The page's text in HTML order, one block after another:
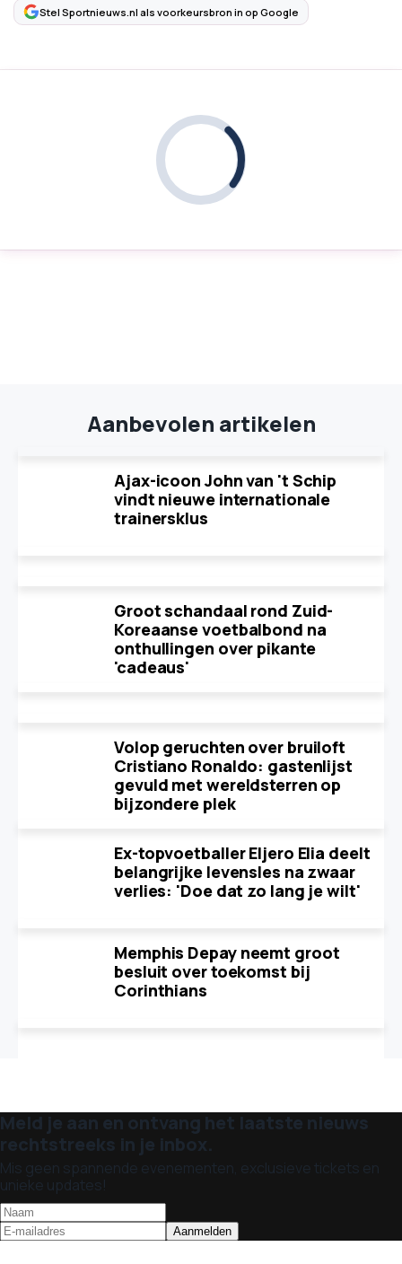
Stel Sportnieuws.nl als voorkeursbron in op Google
Aanbevolen artikelen
Ajax-icoon John van 't Schip
vindt nieuwe internationale
trainersklus
Groot schandaal rond Zuid-
Koreaanse voetbalbond na
onthullingen over pikante
'cadeaus'
Volop geruchten over bruiloft
Cristiano Ronaldo: gastenlijst
gevuld met wereldsterren op
bijzondere plek
Ex-topvoetballer Eljero Elia deelt
belangrijke levensles na zwaar
verlies: 'Doe dat zo lang je wilt'
Memphis Depay neemt groot
besluit over toekomst bij
Corinthians
Meld je aan en ontvang het laatste nieuws
rechtstreeks in je inbox.
Mis geen spannende evenementen, exclusieve tickets en
unieke updates!